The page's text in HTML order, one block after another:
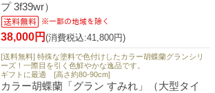
プ 3f39wr）
38,000円 (消費税込:41,800円)
[送料無料] 特殊な塗料で色付けしたカラー胡蝶蘭グランシリ
ーズ！一際目を引く色鮮やかな逸品です。
ギフトに最適 [高さ約80-90cm]
カラー胡蝶蘭「グラン すみれ」（大型タイ